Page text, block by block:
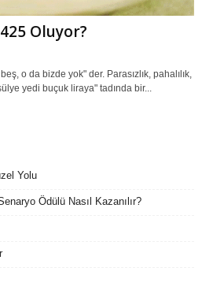
425 Oluyor?
o da bizde yok" der. Parasızlık, pahalılık,
yedi buçuk liraya" tadında bir...
Yolu
Ödülü Nasıl Kazanılır?